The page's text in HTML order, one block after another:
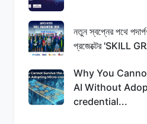
নতুন স্বপ্নের পথে
প্রজেক্টের 'SKILL
Why You
AI Without
credential...